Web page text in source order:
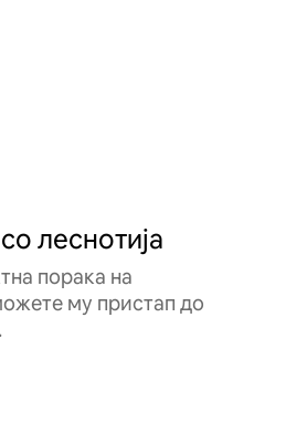
леснотија
порака на
му пристап до